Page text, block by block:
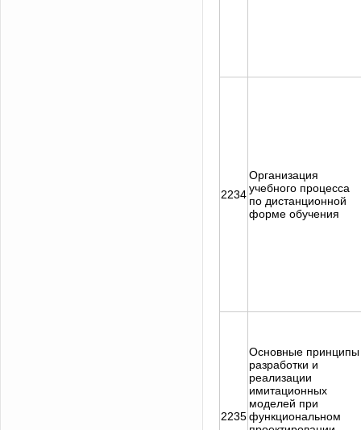
2234
Организация
учебного процесса
по дистанционной
форме обучения
2235
Основные принципы
разработки и
реализации
имитационных
моделей при
функциональном